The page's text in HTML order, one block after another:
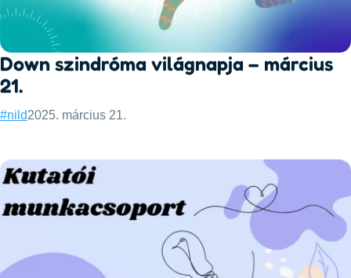
Down szindróma világnapja – március
21.
Categories:
#nildPublished:
2025. március 21.